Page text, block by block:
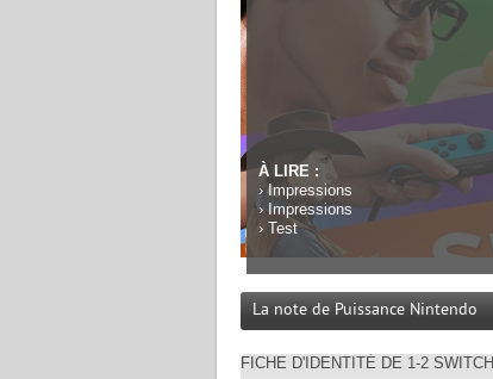
À LIRE :
›Impressions
› Impressions
› Test
La note de Puissance Nintendo
FICHE D'IDENTITÉ DE 1-2 SWITCH